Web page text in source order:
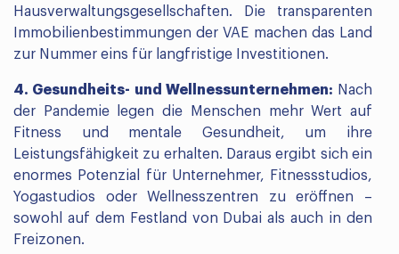
Hausverwaltungsgesellschaften. Die transparenten
Immobilienbestimmungen der VAE machen das Land
zur Nummer eins für langfristige Investitionen.
4. Gesundheits- und Wellnessunternehmen: Nach
der Pandemie legen die Menschen mehr Wert auf
Fitness und mentale Gesundheit, um ihre
Leistungsfähigkeit zu erhalten. Daraus ergibt sich ein
enormes Potenzial für Unternehmer, Fitnessstudios,
Yogastudios oder Wellnesszentren zu eröffnen –
sowohl auf dem Festland von Dubai als auch in den
Freizonen.